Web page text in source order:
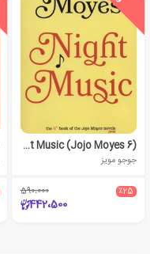
Night Music (Jojo Moyes 6)
جوجو مویز
٪25 590،000
442،500